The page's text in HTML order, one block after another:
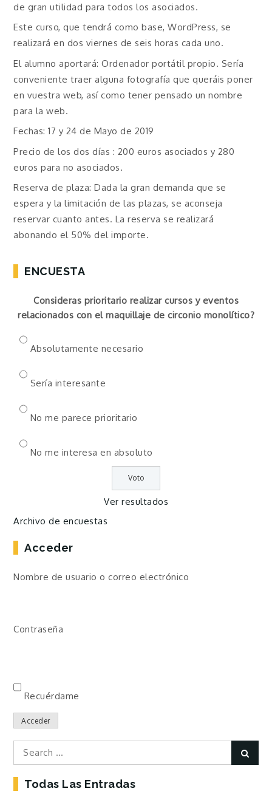
de gran utilidad para todos los asociados.
Este curso, que tendrá como base, WordPress, se
realizará en dos viernes de seis horas cada uno.
El alumno aportará: Ordenador portátil propio. Sería
conveniente traer alguna fotografía que queráis poner
en vuestra web, así como tener pensado un nombre
para la web.
Fechas: 17 y 24 de Mayo de 2019
Precio de los dos días : 200 euros asociados y 280
euros para no asociados.
Reserva de plaza: Dada la gran demanda que se
espera y la limitación de las plazas, se aconseja
reservar cuanto antes. La reserva se realizará
abonando el 50% del importe.
ENCUESTA
Consideras prioritario realizar cursos y eventos
relacionados con el maquillaje de circonio monolítico?
Absolutamente necesario
Sería interesante
No me parece prioritario
No me interesa en absoluto
Ver resultados
Archivo de encuestas
Acceder
Nombre de usuario o correo electrónico
Contraseña
Recuérdame
Acceder
Search
Todas Las Entradas